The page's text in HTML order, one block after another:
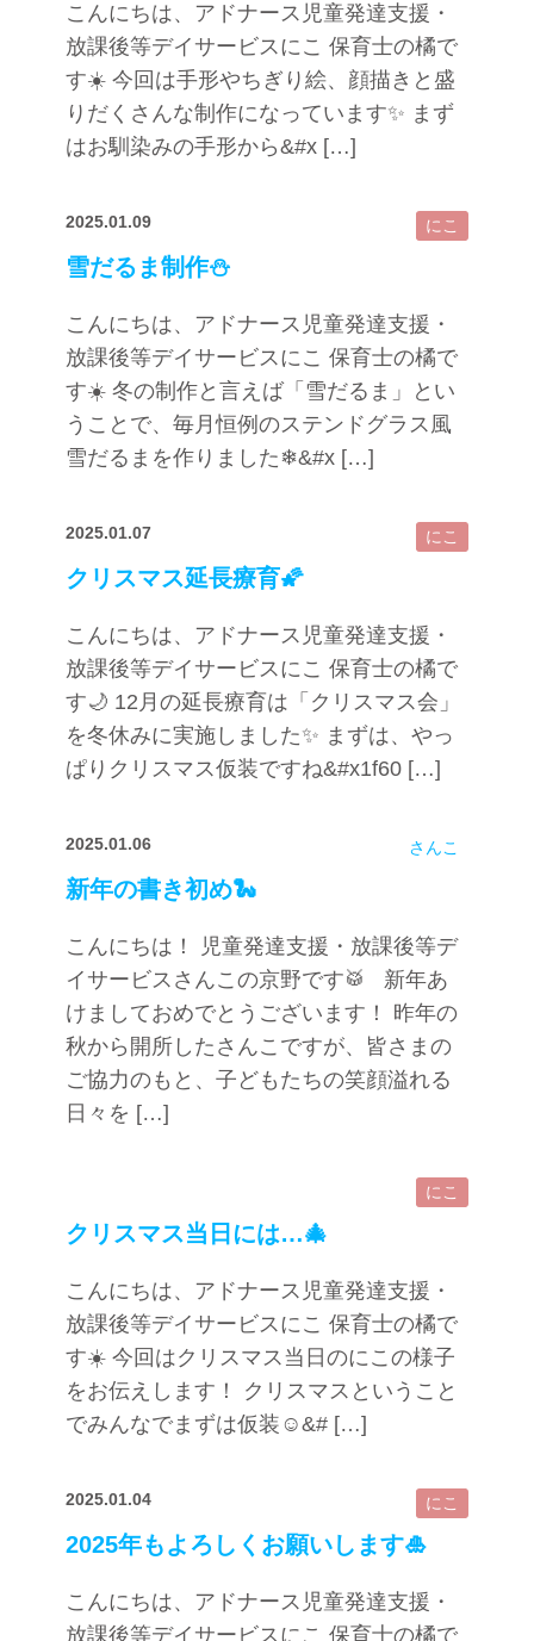
こんにちは、アドナース児童発達支援・
放課後等デイサービスにこ 保育士の橘で
す☀️ 今回は手形やちぎり絵、顔描きと盛
りだくさんな制作になっています✨ まず
はお馴染みの手形から&#x […]
2025.01.09 にこ
雪だるま制作⛄️
こんにちは、アドナース児童発達支援・
放課後等デイサービスにこ 保育士の橘で
す☀️ 冬の制作と言えば「雪だるま」とい
うことで、毎月恒例のステンドグラス風
雪だるまを作りました❄&#x […]
2025.01.07 にこ
クリスマス延長療育🌠
こんにちは、アドナース児童発達支援・
放課後等デイサービスにこ 保育士の橘で
す🌙 12月の延長療育は「クリスマス会」
を冬休みに実施しました✨ まずは、やっ
ぱりクリスマス仮装ですね&#x1f60 […]
2025.01.06 さんこ
新年の書き初め🐍
こんにちは！ 児童発達支援・放課後等デ
イサービスさんこの京野です🥁 新年あ
けましておめでとうございます！ 昨年の
秋から開所したさんこですが、皆さまの
ご協力のもと、子どもたちの笑顔溢れる
日々を […]
にこ
クリスマス当日には…🎄
こんにちは、アドナース児童発達支援・
放課後等デイサービスにこ 保育士の橘で
す☀️ 今回はクリスマス当日のにこの様子
をお伝えします！ クリスマスということ
でみんなでまずは仮装☺&# […]
2025.01.04 にこ
2025年もよろしくお願いします🎍
こんにちは、アドナース児童発達支援・
放課後等デイサービスにこ 保育士の橘で